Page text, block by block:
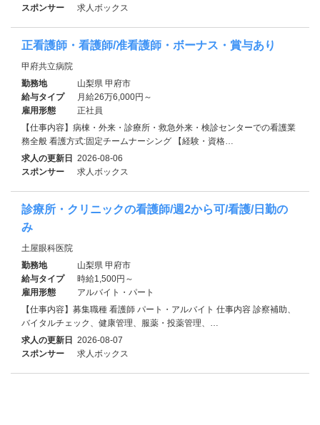
スポンサー
求人ボックス
正看護師・看護師/准看護師・ボーナス・賞与あり
甲府共立病院
勤務地
山梨県 甲府市
給与タイプ
月給26万6,000円～
雇用形態
正社員
【仕事内容】病棟・外来・診療所・救急外来・検診センターでの看護業
務全般 看護方式:固定チームナーシング 【経験・資格…
求人の更新日 2026-08-06
スポンサー
求人ボックス
診療所・クリニックの看護師/週2から可/看護/日勤の
み
土屋眼科医院
勤務地
山梨県 甲府市
給与タイプ
時給1,500円～
雇用形態
アルバイト・パート
【仕事内容】募集職種 看護師 パート・アルバイト 仕事内容 診察補助、
バイタルチェック、健康管理、服薬・投薬管理、…
求人の更新日 2026-08-07
スポンサー
求人ボックス